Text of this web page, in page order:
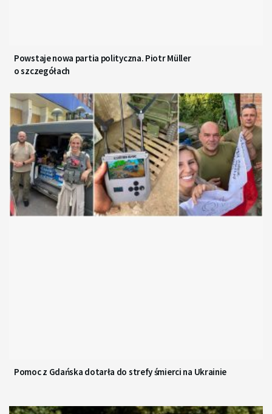
Powstaje nowa partia polityczna. Piotr Müller
o szczegółach
Pomoc z Gdańska dotarła do strefy śmierci na Ukrainie